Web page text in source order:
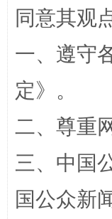
同意其观
一、遵守
定》。
二、尊重
三、中国
国公众新